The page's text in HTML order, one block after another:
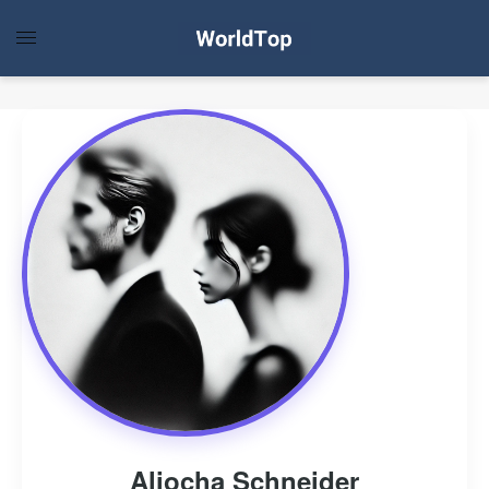
Aliocha Schneider